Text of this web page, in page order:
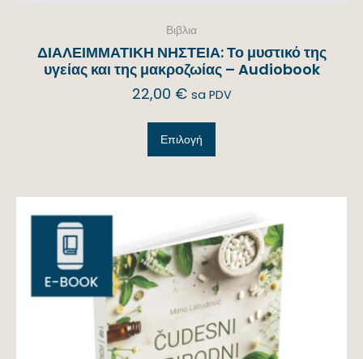
Βιβλια
ΔΙΑΛΕΙΜΜΑΤΙΚΗ ΝΗΣΤΕΙΑ: Το μυστικό της
υγείας και της μακροζωίας – Audiobook
22,00 € sa PDV
Επιλογή